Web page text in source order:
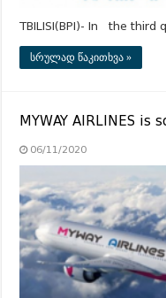
TBILISI(BPI)- In the
სრულად წაკითხვა »
MYWAY AIRLINES is
06/11/2020